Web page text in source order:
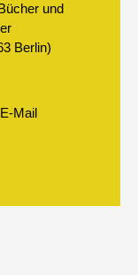
und
Berlin)
Mail